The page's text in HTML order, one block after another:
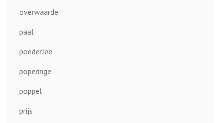
overwaarde
paal
poederlee
poperinge
poppel
prijs